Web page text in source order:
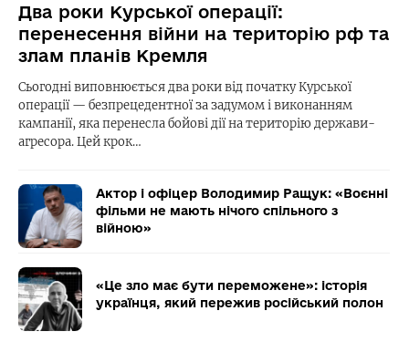
Два роки Курської операції:
перенесення війни на територію рф та
злам планів Кремля
Сьогодні виповнюється два роки від початку Курської
операції — безпрецедентної за задумом і виконанням
кампанії, яка перенесла бойові дії на територію держави-
агресора. Цей крок…
Актор і офіцер Володимир Ращук: «Воєнні
фільми не мають нічого спільного з
війною»
«Це зло має бути переможене»: історія
українця, який пережив російський полон